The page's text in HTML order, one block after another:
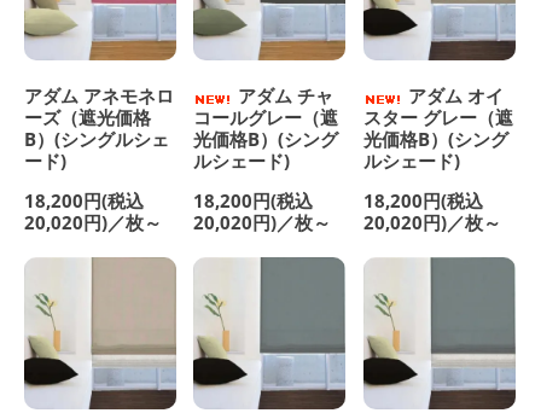
アダム アネモネロ
ーズ（遮光価格
B）(シングルシェ
ード)
18,200円(税込
20,020円)／枚～
アダム チャ
コールグレー（遮
光価格B）(シング
ルシェード)
18,200円(税込
20,020円)／枚～
アダム オイ
スター グレー（遮
光価格B）(シング
ルシェード)
18,200円(税込
20,020円)／枚～